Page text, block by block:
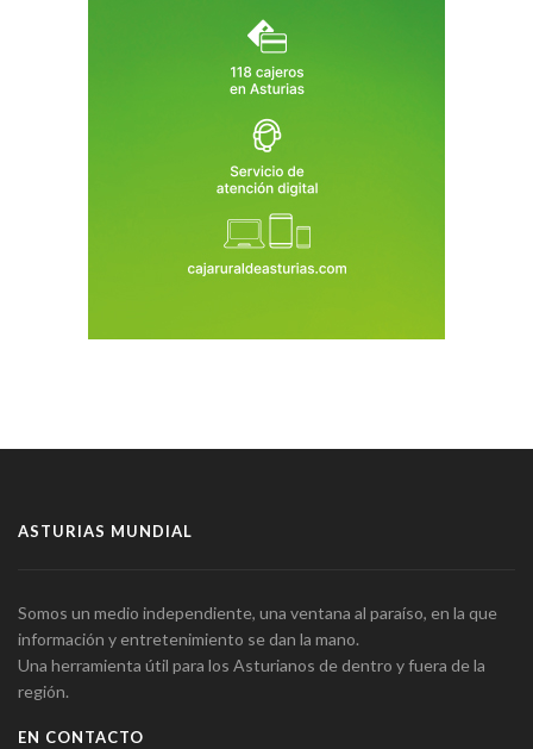
ASTURIAS MUNDIAL
Somos un medio independiente, una ventana al paraíso, en la que
información y entretenimiento se dan la mano.
Una herramienta útil para los Asturianos de dentro y fuera de la
región.
EN CONTACTO